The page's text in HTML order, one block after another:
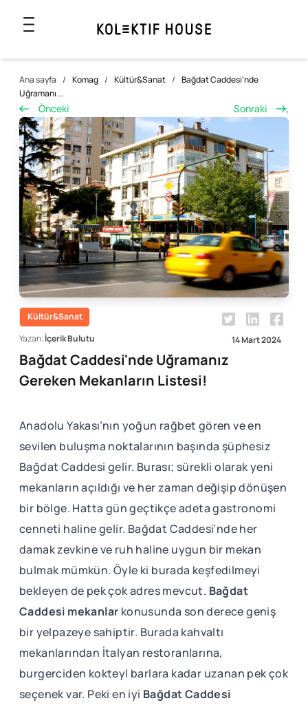
Ana sayfa / Komag / Kültür&Sanat / Bağdat Caddesi'nde
Uğramanı ...
Önceki Sonraki ,
Kültür&Sanat
Yazan:İçerik Bulutu 14 Mart 2024
Bağdat Caddesi'nde Uğramanız
Gereken Mekanların Listesi!
Anadolu Yakası’nın yoğun rağbet gören ve en
sevilen buluşma noktalarının başında şüphesiz
Bağdat Caddesi gelir. Burası; sürekli olarak yeni
mekanların açıldığı ve her zaman değişip dönüşen
bir bölge. Hatta gün geçtikçe adeta gastronomi
cenneti haline gelir. Bağdat Caddesi’nde her
damak zevkine ve ruh haline uygun bir mekan
bulmak mümkün. Öyle ki burada keşfedilmeyi
bekleyen de pek çok adres mevcut. Bağdat
Caddesi mekanlar konusunda son derece geniş
bir yelpazeye sahiptir. Burada kahvaltı
mekanlarından İtalyan restoranlarına,
burgerciden kokteyl barlara kadar uzanan pek çok
seçenek var. Peki en iyi Bağdat Caddesi